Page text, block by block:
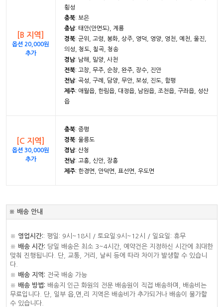
[B 지역]
옵션 20,000원
추가
횡성
충북: 보은
충남: 태안(안면도), 계룡
경북: 군위, 고령, 봉화, 상주, 영덕, 영양, 영천, 예천, 울진,
의성, 청도, 칠곡, 청송
경남: 남해, 밀양, 사천
전북: 고창, 무주, 순창, 완주, 장수, 진안
전남: 곡성, 구례, 담양, 무안, 보성, 진도, 함평
제주: 애월읍, 한림읍, 대정읍, 남원읍, 조천읍, 구좌읍, 성산
읍
[C 지역]
옵션 30,000원
추가
충북: 증평
경북: 울릉도
경남: 산청
전남: 고흥, 신안, 장흥
제주: 한경면, 안덕면, 표선면, 우도면
※ 배송 안내
※ 영업시간:: 평일: 9시~18시 / 토요일:9시~12시 / 일요일: 휴무
※ 배송 시간: 당일 배송은 최소 3~4시간, 예약건은 지정하신 시간에 최대한
맞춰 진행됩니다. 단, 교통, 거리, 날씨 등에 따라 차이가 발생할 수 있습니
다.
※ 배송 지역: 전국 배송 가능
※ 배송 방법: 배송지 인근 화원의 전문 배송원이 직접 배송하며, 배송비는
무료입니다. 단, 일부 읍,면,리 지역은 배송비가 추가되거나 배송이 불가할
수 있습니다.